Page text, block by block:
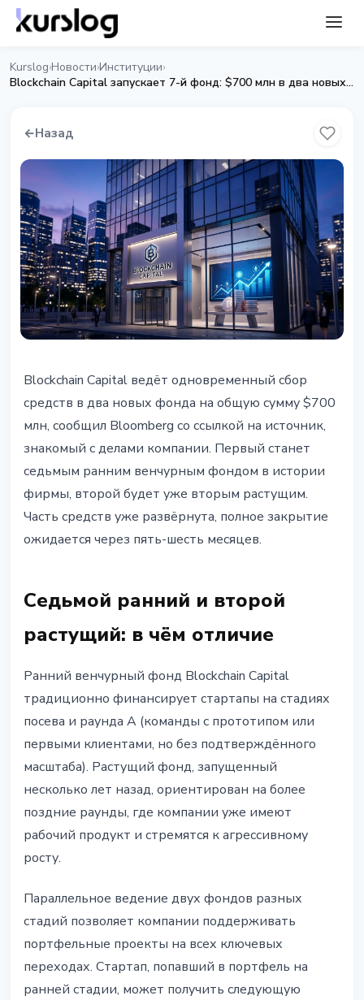
Kurslog›Новости›Институции›
Blockchain Capital запускает 7-й фонд: $700 млн в два новых крипто-проекта
←Назад
Blockchain Capital запускает 7-й
фонд: $700 млн в два новых
крипто-проекта
23 апреля 2026 г. 3 мин чтения
Наталия Дорофеева
Blockchain Capital ведёт одновременный сбор
средств в два новых фонда на общую сумму $700
млн, сообщил Bloomberg со ссылкой на источник,
знакомый с делами компании. Первый станет
седьмым ранним венчурным фондом в истории
фирмы, второй будет уже вторым растущим.
Часть средств уже развёрнута, полное закрытие
ожидается через пять-шесть месяцев.
Седьмой ранний и второй
растущий: в чём отличие
Ранний венчурный фонд Blockchain Capital
традиционно финансирует стартапы на стадиях
посева и раунда A (команды с прототипом или
первыми клиентами, но без подтверждённого
масштаба). Растущий фонд, запущенный
несколько лет назад, ориентирован на более
поздние раунды, где компании уже имеют
рабочий продукт и стремятся к агрессивному
росту.
Параллельное ведение двух фондов разных
стадий позволяет компании поддерживать
портфельные проекты на всех ключевых
переходах. Стартап, попавший в портфель на
ранней стадии, может получить следующую